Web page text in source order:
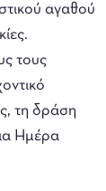
αγαθού
τους
τη δράση
Ημέρα